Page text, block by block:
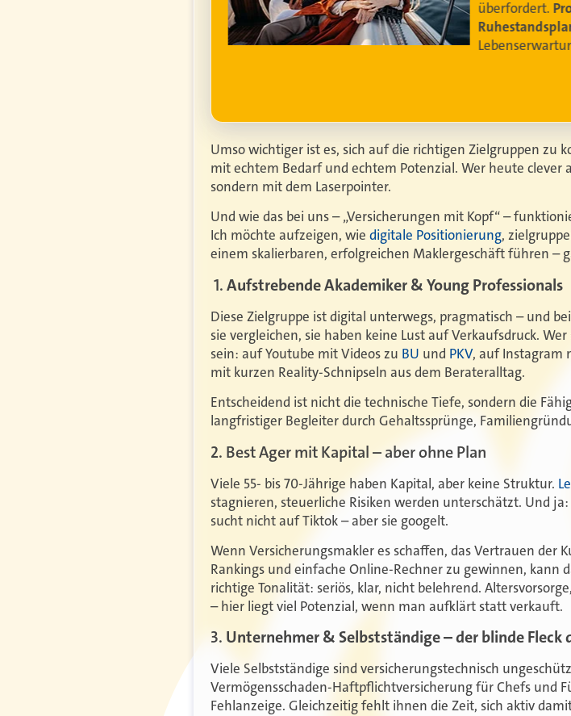
Umso wichtiger ist es, sich auf die richtigen Zielgruppen zu
mit echtem Bedarf und echtem Potenzial. Wer heute
sondern mit dem Laserpointer.
Und wie das bei uns – „Versicherungen mit Kopf“ –
Ich möchte aufzeigen, wie digitale Positionierung,
einem skalierbaren, erfolgreichen Maklergeschäft führen –
1.Aufstrebende Akademiker & Young Professionals
Diese Zielgruppe ist digital unterwegs, pragmatisch – und
sie vergleichen, sie haben keine Lust auf Verkaufsdruck.
sein: auf Youtube mit Videos zu BU und PKV, auf Instagram
mit kurzen Reality-Schnipseln aus dem Berateralltag.
Entscheidend ist nicht die technische Tiefe, sondern die
langfristiger Begleiter durch Gehaltssprünge,
2. Best Ager mit Kapital – aber ohne Plan
Viele 55- bis 70-Jährige haben Kapital, aber keine Struktur.
stagnieren, steuerliche Risiken werden unterschätzt. Und
sucht nicht auf Tiktok – aber sie googelt.
Wenn Versicherungsmakler es schaffen, das Vertrauen der
Rankings und einfache Online-Rechner zu gewinnen, kann
richtige Tonalität: seriös, klar, nicht belehrend.
– hier liegt viel Potenzial, wenn man aufklärt statt verkauft.
3. Unternehmer & Selbstständige – der blinde Fleck
Viele Selbstständige sind versicherungstechnisch
Vermögensschaden-Haftpflichtversicherung für Chefs und
Fehlanzeige. Gleichzeitig fehlt ihnen die Zeit, sich aktiv